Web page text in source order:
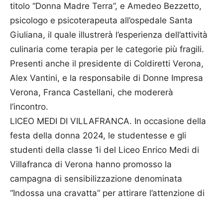
titolo “Donna Madre Terra”, e Amedeo Bezzetto,
psicologo e psicoterapeuta all’ospedale Santa
Giuliana, il quale illustrerà l’esperienza dell’attività
culinaria come terapia per le categorie più fragili.
Presenti anche il presidente di Coldiretti Verona,
Alex Vantini, e la responsabile di Donne Impresa
Verona, Franca Castellani, che modererà
l’incontro.
LICEO MEDI DI VILLAFRANCA. In occasione della
festa della donna 2024, le studentesse e gli
studenti della classe 1i del Liceo Enrico Medi di
Villafranca di Verona hanno promosso la
campagna di sensibilizzazione denominata
“Indossa una cravatta” per attirare l’attenzione di